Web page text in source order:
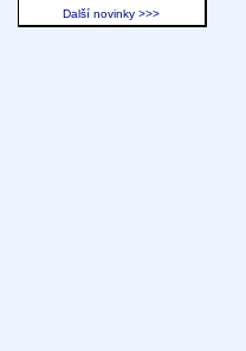
Další novinky >>>